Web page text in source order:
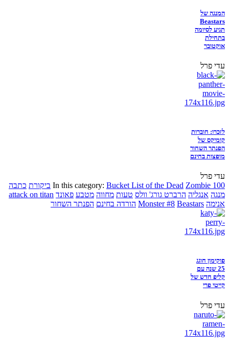
המנגה של
Beastars
תגיע לסיומה
בתחילת
אוקטובר
עדי פרל
לזכרו: חוברות
קומיקס של
הפנתר השחור
מופצות בחינם
עדי פרל
In this category: Bucket List of the Dead Zombie 100 ביקורת כתבה
מנגה אנגליה הרברט גורג' וולס טעות מחווה מטבע פאונד attack on titan
אנימה
Monster #8 Beastars הורדה בחינם הפנתר השחור
פוקימון חוגג
25 שנה עם
קליפ חדש של
קייטי פרי
עדי פרל